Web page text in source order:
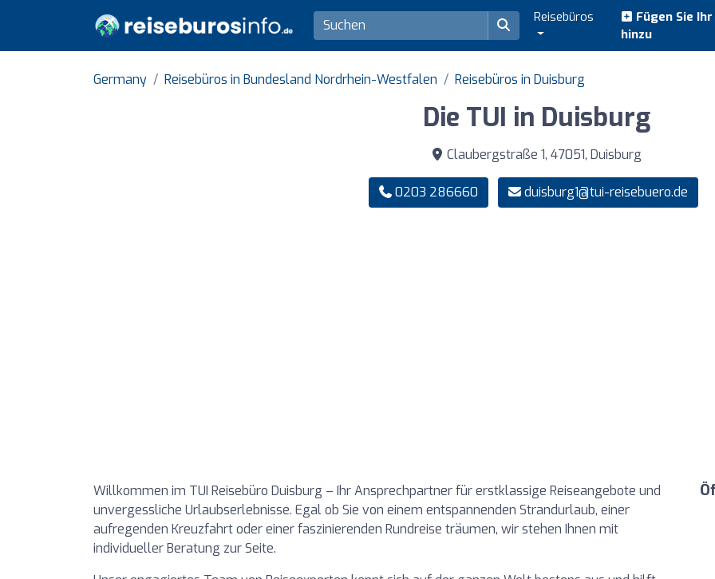
Reisebüros
Fügen Sie
hinzu
Germany Reisebüros in Bundesland Nordrhein-Westfalen Reisebüros in Duisburg
Die TUI in Duisburg
Claubergstraße 1, 47051, Duisburg
0203 286660 duisburg1@tui-reisebuero.de
Willkommen im TUI Reisebüro Duisburg – Ihr Ansprechpartner für erstklassige Reiseangebote und
unvergessliche Urlaubserlebnisse. Egal ob Sie von einem entspannenden Strandurlaub, einer
aufregenden Kreuzfahrt oder einer faszinierenden Rundreise träumen, wir stehen Ihnen mit
individueller Beratung zur Seite.